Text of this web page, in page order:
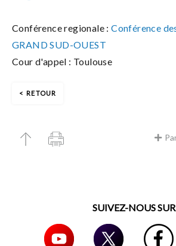
Conférence regionale : Conférence
GRAND SUD-OUEST
Cour d'appel : Toulouse
RETOUR
SUIVEZ-NOUS SUR